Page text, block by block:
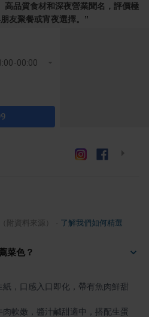
高品質食材和深夜營業聞名，評價極
友聚餐或宵夜選擇。 ”
00:00
附資料來源） 了解我們如何精選
菜色？
，口感入口即化，帶有魚肉鮮甜
肉軟嫩，醬汁鹹甜適中，搭配生蛋